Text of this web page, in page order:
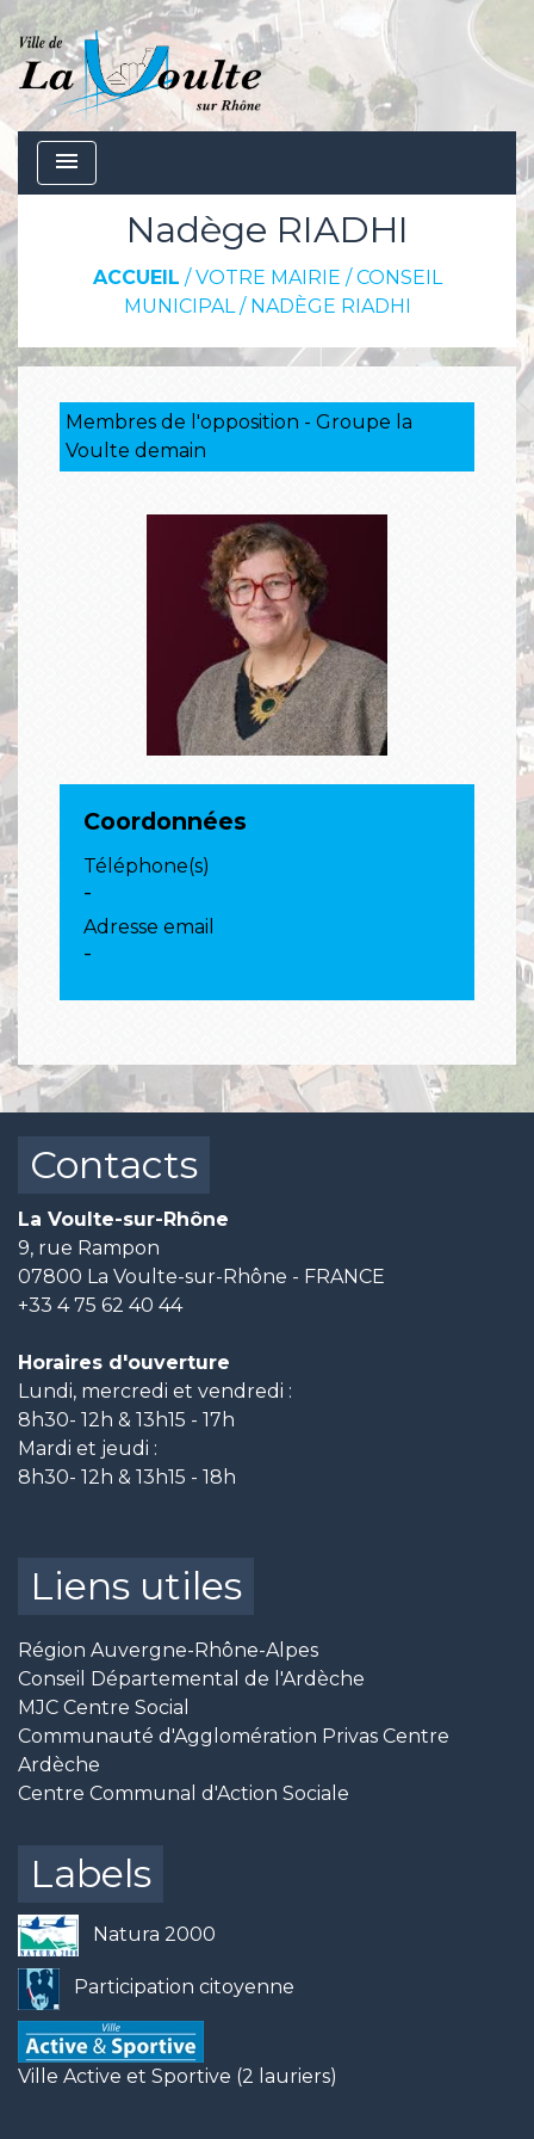
menu
Nadège RIADHI
ACCUEIL /VOTRE MAIRIE /CONSEIL
MUNICIPAL/ NADÈGE RIADHI
Membres de l'opposition - Groupe la
Voulte demain
Coordonnées
Téléphone(s)
-
Adresse email
-
Contacts
La Voulte-sur-Rhône
9, rue Rampon
07800 La Voulte-sur-Rhône - FRANCE
+33 4 75 62 40 44
Horaires d'ouverture
Lundi, mercredi et vendredi :
8h30- 12h & 13h15 - 17h
Mardi et jeudi :
8h30- 12h & 13h15 - 18h
Liens utiles
Région Auvergne-Rhône-Alpes
Conseil Départemental de l'Ardèche
MJC Centre Social
Communauté d'Agglomération Privas Centre
Ardèche
Centre Communal d'Action Sociale
Labels
Natura 2000
Participation citoyenne
Ville Active et Sportive (2 lauriers)